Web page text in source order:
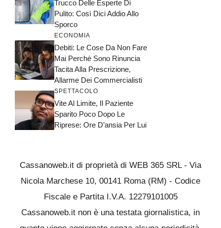
Trucco Delle Esperte Di
Pulito: Così Dici Addio Allo
Sporco
ECONOMIA
Debiti: Le Cose Da Non Fare
Mai Perché Sono Rinuncia
Tacita Alla Prescrizione,
Allarme Dei Commercialisti
SPETTACOLO
Vite Al Limite, Il Paziente
Sparito Poco Dopo Le
Riprese: Ore D’ansia Per Lui
Cassanoweb.it di proprietà di WEB 365 SRL - Via
Nicola Marchese 10, 00141 Roma (RM) - Codice
Fiscale e Partita I.V.A. 12279101005
Cassanoweb.it non è una testata giornalistica, in